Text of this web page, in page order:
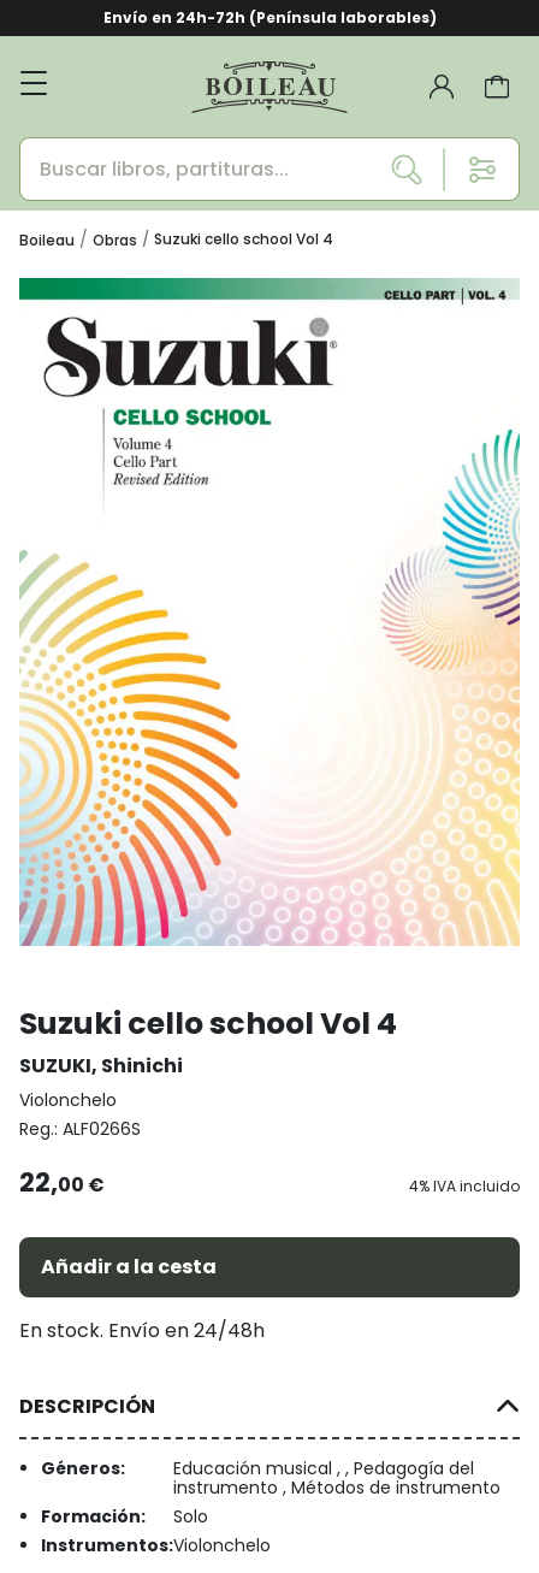
Envío en 24h-72h (Península laborables)
Boileau Obras Suzuki cello school Vol 4
Suzuki cello school Vol 4
SUZUKI, Shinichi
Violonchelo
Reg.: ALF0266S
22,00 € 4% IVA incluido
Añadir a la cesta
En stock. Envío en 24/48h
DESCRIPCIÓN
Géneros:
Educación musical , , Pedagogía del
instrumento , Métodos de instrumento
Formación:
Solo
Instrumentos:Violonchelo